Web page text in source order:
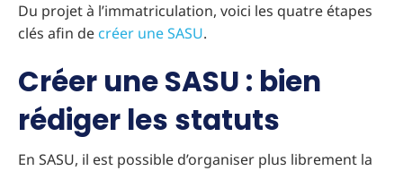
Du projet à l’immatriculation, voici les quatre étapes
clés afin de créer une SASU.
Créer une SASU : bien
rédiger les statuts
En SASU, il est possible d’organiser plus librement la